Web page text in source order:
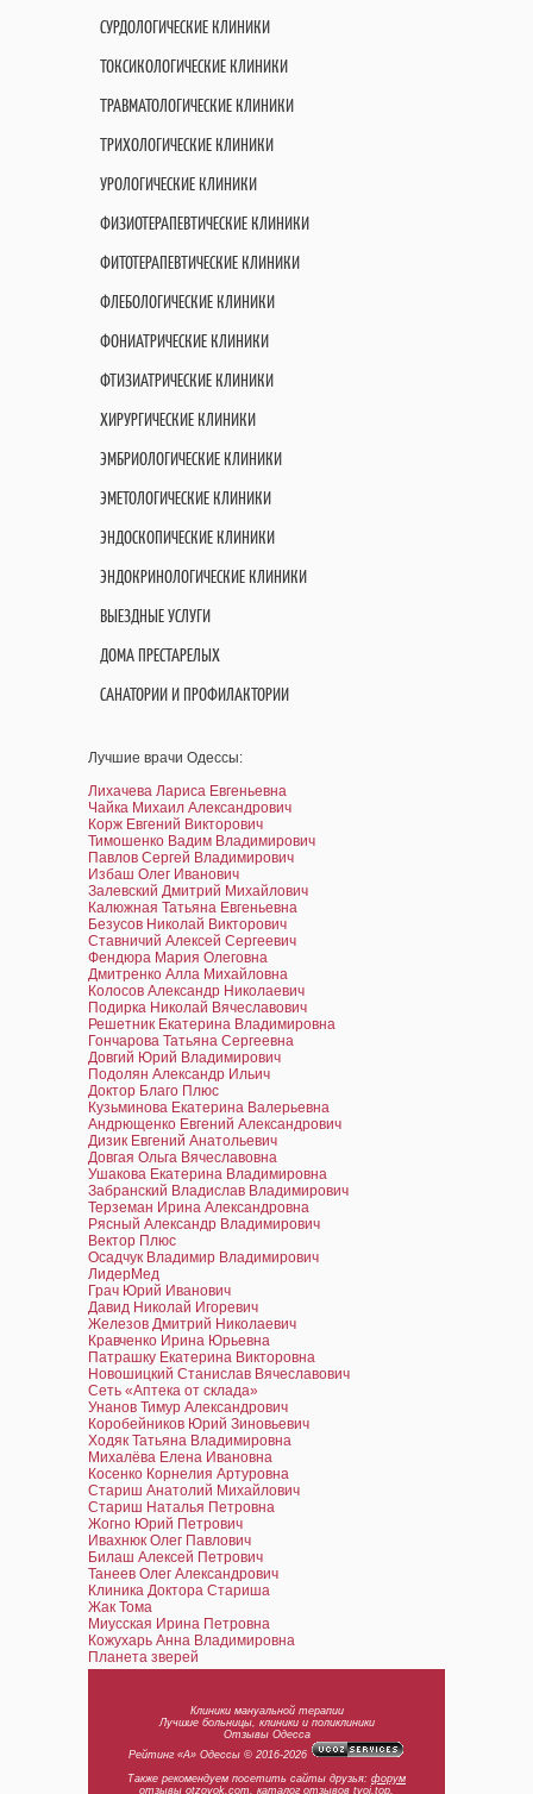
СУРДОЛОГИЧЕСКИЕ КЛИНИКИ
ТОКСИКОЛОГИЧЕСКИЕ КЛИНИКИ
ТРАВМАТОЛОГИЧЕСКИЕ КЛИНИКИ
ТРИХОЛОГИЧЕСКИЕ КЛИНИКИ
УРОЛОГИЧЕСКИЕ КЛИНИКИ
ФИЗИОТЕРАПЕВТИЧЕСКИЕ КЛИНИКИ
ФИТОТЕРАПЕВТИЧЕСКИЕ КЛИНИКИ
ФЛЕБОЛОГИЧЕСКИЕ КЛИНИКИ
ФОНИАТРИЧЕСКИЕ КЛИНИКИ
ФТИЗИАТРИЧЕСКИЕ КЛИНИКИ
ХИРУРГИЧЕСКИЕ КЛИНИКИ
ЭМБРИОЛОГИЧЕСКИЕ КЛИНИКИ
ЭМЕТОЛОГИЧЕСКИЕ КЛИНИКИ
ЭНДОСКОПИЧЕСКИЕ КЛИНИКИ
ЭНДОКРИНОЛОГИЧЕСКИЕ КЛИНИКИ
ВЫЕЗДНЫЕ УСЛУГИ
ДОМА ПРЕСТАРЕЛЫХ
САНАТОРИИ И ПРОФИЛАКТОРИИ
Лучшие врачи Одессы:
Лихачева Лариса Евгеньевна
Чайка Михаил Александрович
Корж Евгений Викторович
Тимошенко Вадим Владимирович
Павлов Сергей Владимирович
Избаш Олег Иванович
Залевский Дмитрий Михайлович
Калюжная Татьяна Евгеньевна
Безусов Николай Викторович
Ставничий Алексей Сергеевич
Фендюра Мария Олеговна
Дмитренко Алла Михайловна
Колосов Александр Николаевич
Подирка Николай Вячеславович
Решетник Екатерина Владимировна
Гончарова Татьяна Сергеевна
Довгий Юрий Владимирович
Подолян Александр Ильич
Доктор Благо Плюс
Кузьминова Екатерина Валерьевна
Андрющенко Евгений Александрович
Дизик Евгений Анатольевич
Довгая Ольга Вячеславовна
Ушакова Екатерина Владимировна
Забранский Владислав Владимирович
Терземан Ирина Александровна
Рясный Александр Владимирович
Вектор Плюс
Осадчук Владимир Владимирович
ЛидерМед
Грач Юрий Иванович
Давид Николай Игоревич
Железов Дмитрий Николаевич
Кравченко Ирина Юрьевна
Патрашку Екатерина Викторовна
Новошицкий Станислав Вячеславович
Сеть «Аптека от склада»
Унанов Тимур Александрович
Коробейников Юрий Зиновьевич
Ходяк Татьяна Владимировна
Михалёва Елена Ивановна
Косенко Корнелия Артуровна
Стариш Анатолий Михайлович
Стариш Наталья Петровна
Жогно Юрий Петрович
Ивахнюк Олег Павлович
Билаш Алексей Петрович
Танеев Олег Александрович
Клиника Доктора Стариша
Жак Тома
Миусская Ирина Петровна
Кожухарь Анна Владимировна
Планета зверей
Клиники мануальной терапии
Лучшие больницы, клиники и поликлиники
Отзывы Одесса
Рейтинг «А» Одессы © 2016-2026
Также рекомендуем посетить сайты друзья: форум
отзывы otzovok.com, каталог отзывов tvoi.top,